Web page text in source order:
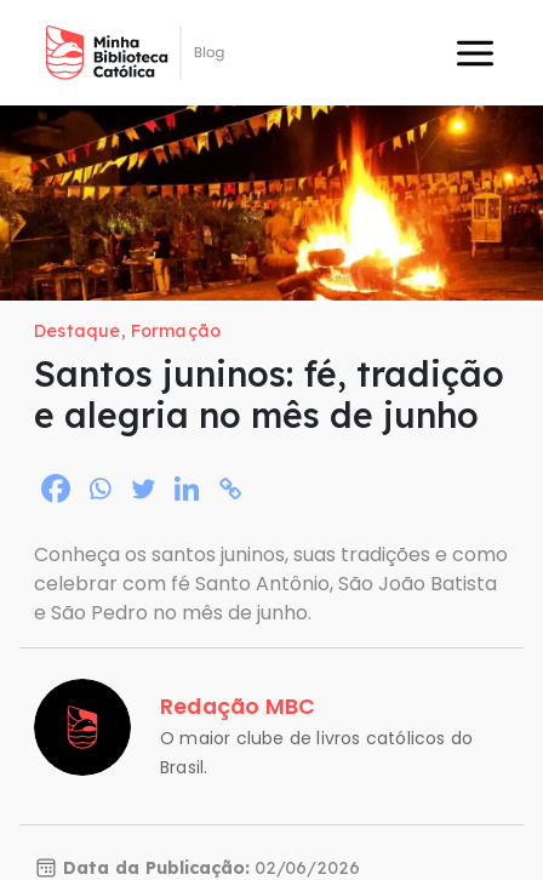
Destaque, Formação
Santos juninos: fé, tradição
e alegria no mês de junho
Conheça os santos juninos, suas tradições e como
celebrar com fé Santo Antônio, São João Batista
e São Pedro no mês de junho.
Redação MBC
O maior clube de livros católicos do
Brasil.
Data da Publicação: 02/06/2026